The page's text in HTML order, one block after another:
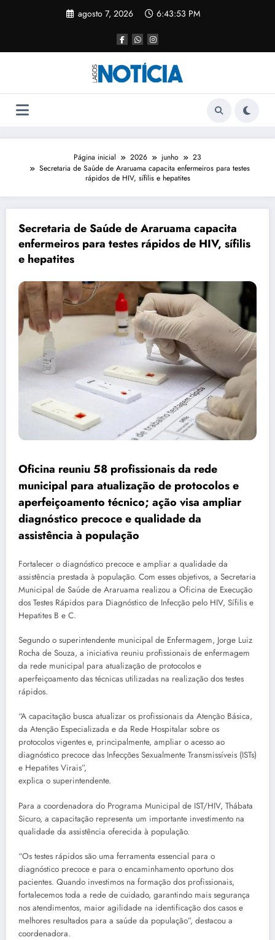
agosto 7, 2026 6:43:53 PM
Página inicial 2026 junho
23
Secretaria de Saúde de Araruama capacita enfermeiros para testes
rápidos de HIV, sífilis e hepatites
Secretaria de Saúde de Araruama capacita
enfermeiros para testes rápidos de HIV, sífilis
e hepatites
Oficina reuniu 58 profissionais da rede
municipal para atualização de protocolos e
aperfeiçoamento técnico; ação visa ampliar
diagnóstico precoce e qualidade da
assistência à população
Fortalecer o diagnóstico precoce e ampliar a qualidade da
assistência prestada à população. Com esses objetivos, a Secretaria
Municipal de Saúde de Araruama realizou a Oficina de Execução
dos Testes Rápidos para Diagnóstico de Infecção pelo HIV, Sífilis e
Hepatites B e C.
Segundo o superintendente municipal de Enfermagem, Jorge Luiz
Rocha de Souza, a iniciativa reuniu profissionais de enfermagem
da rede municipal para atualização de protocolos e
aperfeiçoamento das técnicas utilizadas na realização dos testes
rápidos.
“A capacitação busca atualizar os profissionais da Atenção Básica,
da Atenção Especializada e da Rede Hospitalar sobre os
protocolos vigentes e, principalmente, ampliar o acesso ao
diagnóstico precoce das Infecções Sexualmente Transmissíveis (ISTs)
e Hepatites Virais”,
explica o superintendente.
Para a coordenadora do Programa Municipal de IST/HIV, Thábata
Sicuro, a capacitação representa um importante investimento na
qualidade da assistência oferecida à população.
“Os testes rápidos são uma ferramenta essencial para o
diagnóstico precoce e para o encaminhamento oportuno dos
pacientes. Quando investimos na formação dos profissionais,
fortalecemos toda a rede de cuidado, garantindo mais segurança
nos atendimentos, maior agilidade na identificação dos casos e
melhores resultados para a saúde da população”, destacou a
coordenadora.